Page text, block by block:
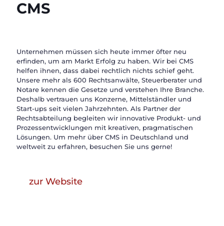
CMS
Unternehmen müssen sich heute immer öfter neu
erfinden, um am Markt Erfolg zu haben. Wir bei CMS
helfen ihnen, dass dabei rechtlich nichts schief geht.
Unsere mehr als 600 Rechtsanwälte, Steuerberater und
Notare kennen die Gesetze und verstehen Ihre Branche.
Deshalb vertrauen uns Konzerne, Mittelständler und
Start-ups seit vielen Jahrzehnten. Als Partner der
Rechtsabteilung begleiten wir innovative Produkt- und
Prozessentwicklungen mit kreativen, pragmatischen
Lösungen. Um mehr über CMS in Deutschland und
weltweit zu erfahren, besuchen Sie uns gerne!
zur Website